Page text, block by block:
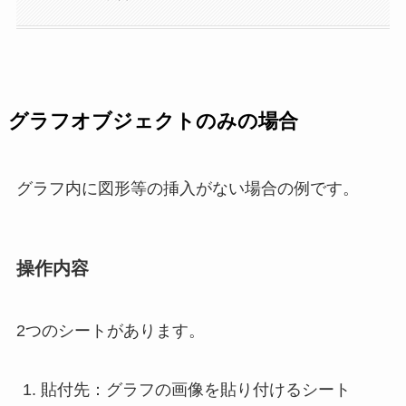
グラフオブジェクトのみの場合
グラフ内に図形等の挿入がない場合の例です。
操作内容
2つのシートがあります。
貼付先：グラフの画像を貼り付けるシート